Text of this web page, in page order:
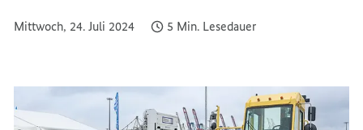
Mittwoch, 24. Juli 2024 5 Min. Lesedauer